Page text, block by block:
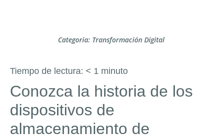
Categoria: Transformación Digital
Tiempo de lectura: < 1 minuto
Conozca la historia de los
dispositivos de
almacenamiento de